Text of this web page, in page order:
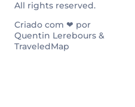
All rights reserved.
Criado com ❤ por
Quentin Lerebours &
TraveledMap